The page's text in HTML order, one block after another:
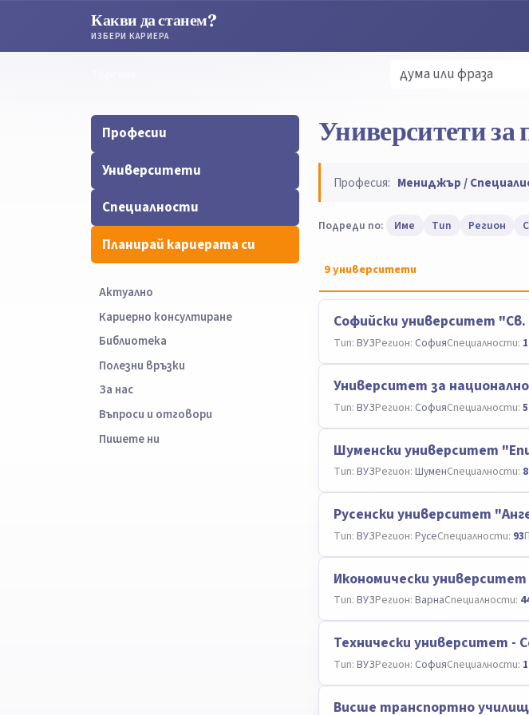
Какви да станем?
ИЗБЕРИ КАРИЕРА
Професии
Университети
Специалности
Планирай кариерата си
Актуално
Кариерно консултиране
Библиотека
Полезни връзки
За нас
Въпроси и отговори
Пишете ни
Университети за
Професия: Мениджър /
Подреди по: Име Тип Регион
9университети
Софийски университет
Тип: ВУЗРегион: СофияСпециалности:
Университет за
Тип: ВУЗРегион: СофияСпециалности:
Шуменски университет
Тип: ВУЗРегион: ШуменСпециалности:
Русенски университет
Тип: ВУЗРегион: РусеСпециалности: 93
Икономически университет
Тип: ВУЗРегион: ВарнаСпециалности:
Технически университет -
Тип: ВУЗРегион: СофияСпециалности:
Висше транспортно